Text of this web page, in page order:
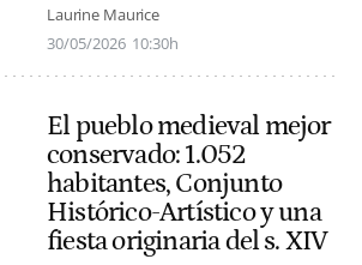
Laurine Maurice
30/05/2026 10:30h
El pueblo medieval mejor
conservado: 1.052
habitantes, Conjunto
Histórico-Artístico y una
fiesta originaria del s. XIV